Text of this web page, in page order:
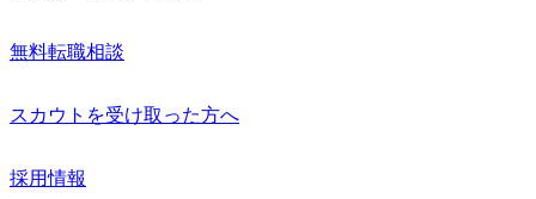
無料転職相談
スカウトを受け取った方へ
採用情報